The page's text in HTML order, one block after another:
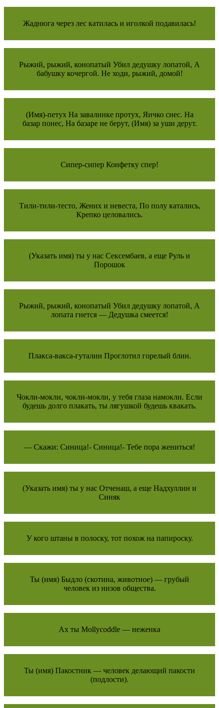
Жаднюга через лес катилась и иголкой подавилась!
Рыжий, рыжий, конопатый Убил дедушку лопатой, А
бабушку кочергой. Не ходи, рыжий, домой!
(Имя)-петух На завалинке протух, Яичко снес. На
базар понес, На базаре не берут, (Имя) за уши дерут.
Сипер-сипер Конфетку спер!
Тили-тили-тесто, Жених и невеста, По полу катались,
Крепко целовались.
(Указать имя) ты у нас Сексембаев, а еще Руль и
Порошок
Рыжий, рыжий, конопатый Убил дедушку лопатой, А
лопата гнется — Дедушка смеется!
Плакса-вакса-гуталин Проглотил горелый блин.
Чокли-мокли, чокли-мокли, у тебя глаза намокли. Если
будешь долго плакать, ты лягушкой будешь квакать.
— Скажи: Синица!- Синица!- Тебе пора жениться!
(Указать имя) ты у нас Отченаш, а еще Надхуллин и
Синяк
У кого штаны в полоску, тот похож на папироску.
Ты (имя) Быдло (скотина, животное) — грубый
человек из низов общества.
Ах ты Mollycoddle — неженка
Ты (имя) Пакостник — человек делающий пакости
(подлости).